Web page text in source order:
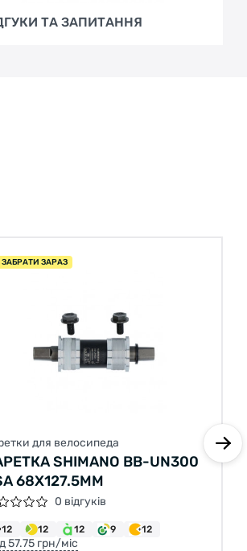
ТА ЗАПИТАННЯ
ЗАБРАТИ ЗАРАЗ
для велосипеда
SHIMANO BB-UN300
68X127.5ММ
0 відгуків
12 12 12 9 12
57.75 грн/міс